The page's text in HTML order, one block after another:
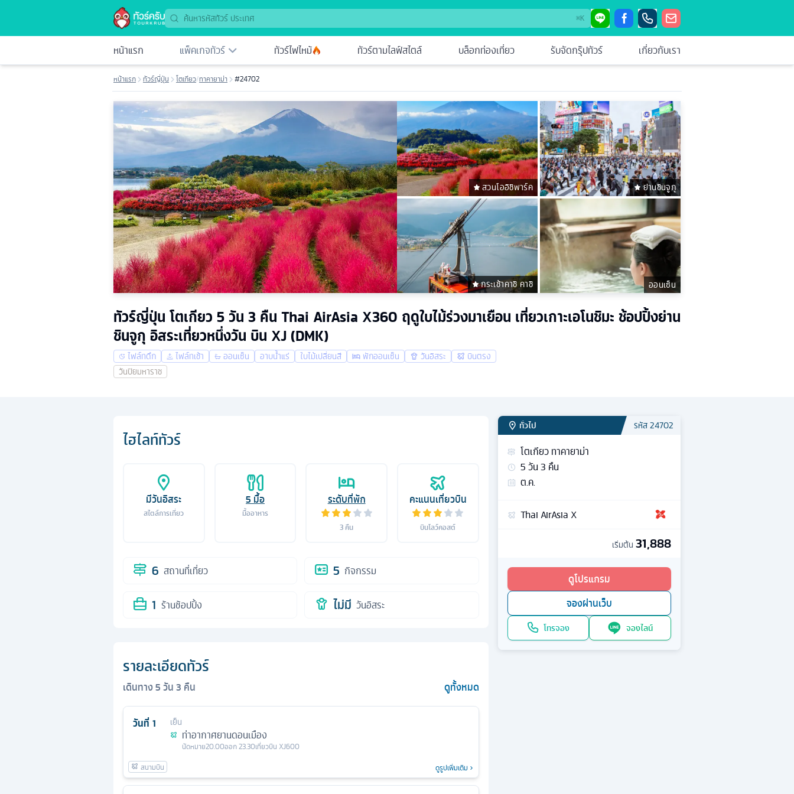
⌘K
หน้าแรก แพ็คเกจทัวร์ ทัวร์ไฟไหม้ ทัวร์ตามไลฟ์สไตล์ บล็อกท่องเที่ยว รับจัดกรุ๊ปทัวร์ เกี่ยวกับเรา
หน้าแรก ทัวร์ญี่ปุ่น โตเกียว/ทาคายาม่า #24702
สวนโออิชิพาร์ค ย่านชินจูกุ
กระเช้าคาชิ คาชิ ออนเซ็น
ทัวร์ญี่ปุ่น โตเกียว 5 วัน 3 คืน Thai AirAsia X360 ฤดูใบไม้ร่วงมาเยือน เที่ยวเกาะเอโนชิมะ ช้อปปิ้งย่าน
ชินจูกุ อิสระเที่ยวหนึ่งวัน บิน XJ (DMK)
ไฟล์ทดึก ไฟล์ทเช้า ออนเซ็น อาบน้ำแร่ ใบไม้เปลี่ยนสี พักออนเซ็น วันอิสระ
บินตรง
วันปิยมหาราช
ไฮไลท์ทัวร์
มีวันอิสระ
สไตล์การเที่ยว
5 มื้อ
มื้ออาหาร
ระดับที่พัก
3 คืน
คะแนนเที่ยวบิน
บินโลว์คอสต์
6 สถานที่เที่ยว 5 กิจกรรม
1 ร้านช้อปปิ้ง ไม่มี วันอิสระ
รายละเอียดทัวร์
เดินทาง5วัน3 คืน ดูทั้งหมด
วันที่ 1 เย็น
ท่าอากาศยานดอนเมือง
นัดหมาย20.00ออก23.30เที่ยวบิน XJ600
ดูรูปเพิ่มเติม
ทั่วไป รหัส24702
โตเกียว ทาคายาม่า
5วัน3 คืน
ต.ค.
Thai AirAsia X
เริ่มต้น 31,888
ดูโปรแกรม
จองผ่านเว็บ
โทรจอง จองไลน์